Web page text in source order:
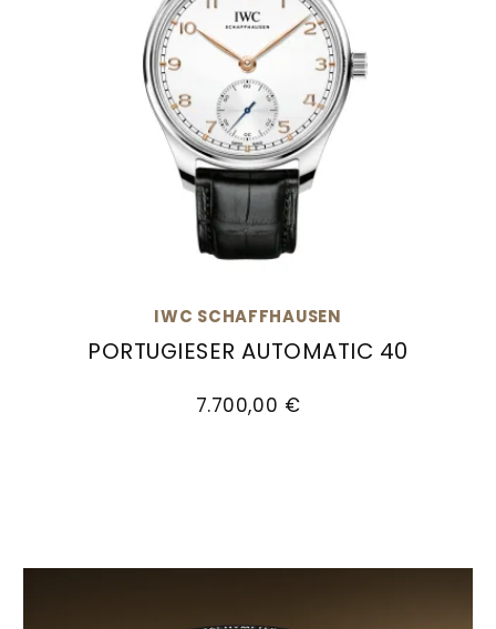
IWC SCHAFFHAUSEN
PORTUGIESER AUTOMATIC 40
7.700,00 €